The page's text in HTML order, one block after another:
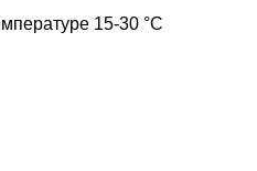
15-30 °C